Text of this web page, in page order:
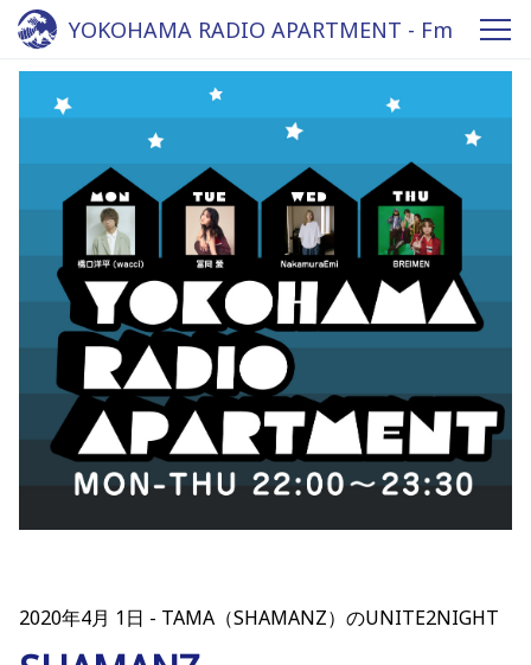
YOKOHAMA RADIO APARTMENT - Fm
yokohama 84.7
2020年4月 1日 TAMA（SHAMANZ）のUNITE2NIGHT